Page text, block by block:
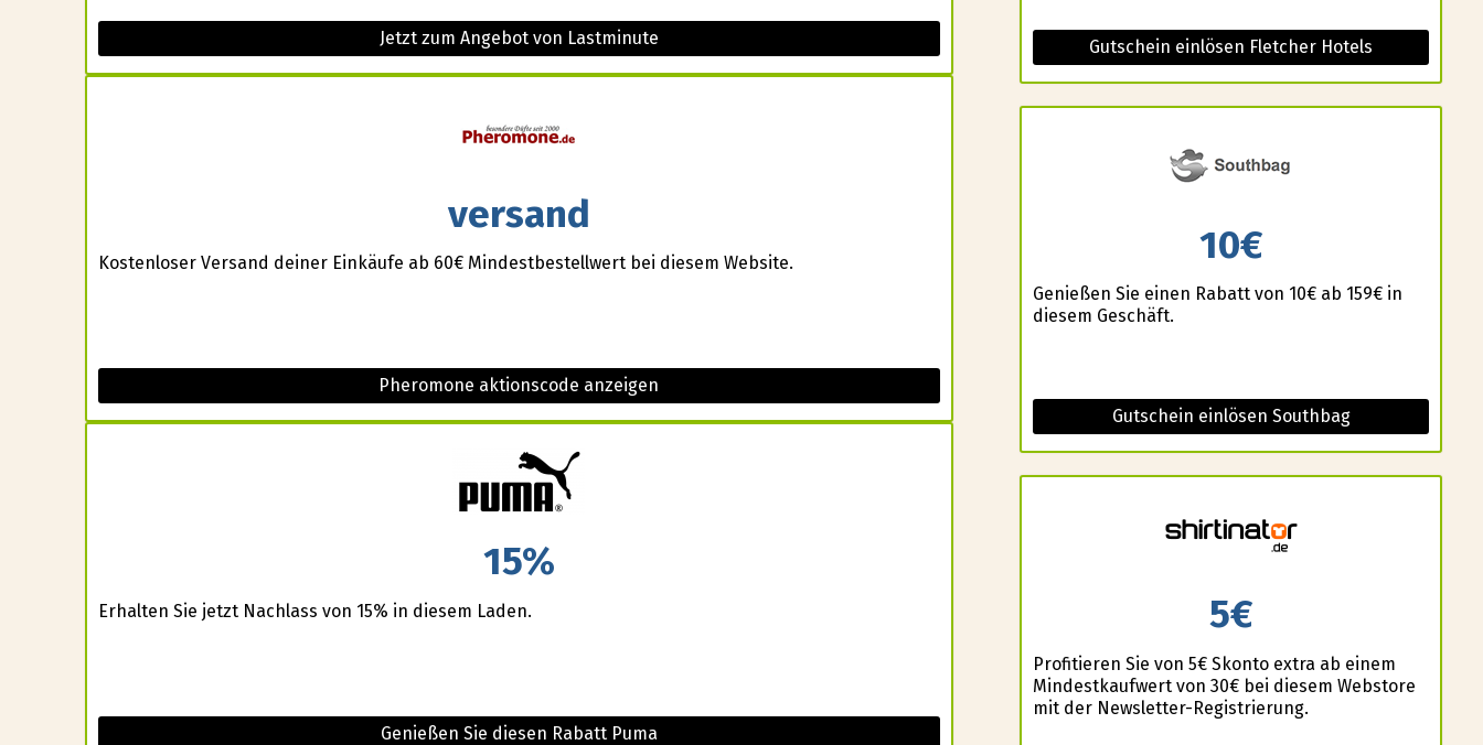
Jetzt zum Angebot von Lastminute
versand
Kostenloser Versand deiner Einkäufe ab 60€ Mindestbestellwert bei diesem Website.
Pheromone aktionscode anzeigen
15%
Erhalten Sie jetzt Nachlass von 15% in diesem Laden.
Genießen Sie diesen Rabatt Puma
Gutschein einlösen Fletcher Hotels
10€
Genießen Sie einen Rabatt von 10€ ab 159€ in
diesem Geschäft.
Gutschein einlösen Southbag
5€
Profitieren Sie von 5€ Skonto extra ab einem
Mindestkaufwert von 30€ bei diesem Webstore
mit der Newsletter-Registrierung.